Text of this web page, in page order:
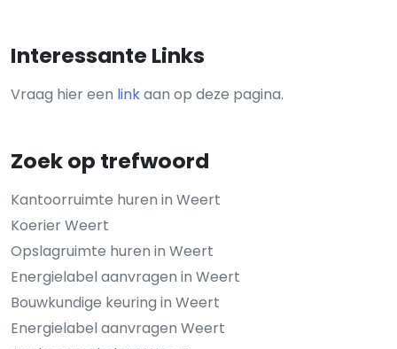
Interessante Links
Vraag hier een linkaan op deze pagina.
Zoek op trefwoord
Kantoorruimte huren in Weert
Koerier Weert
Opslagruimte huren in Weert
Energielabel aanvragen in Weert
Bouwkundige keuring in Weert
Energielabel aanvragen Weert